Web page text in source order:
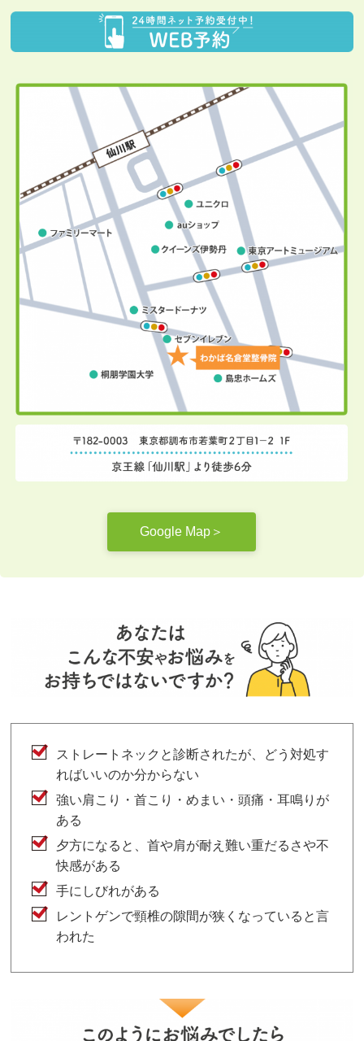
Google Map＞
ストレートネックと診断されたが、どう対処す
ればいいのか分からない
強い肩こり・首こり・めまい・頭痛・耳鳴りが
ある
夕方になると、首や肩が耐え難い重だるさや不
快感がある
手にしびれがある
レントゲンで頸椎の隙間が狭くなっていると言
われた